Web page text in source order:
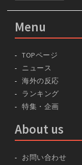
Menu
TOPページ
ニュース
海外の反応
ランキング
特集・企画
About us
お問い合わせ